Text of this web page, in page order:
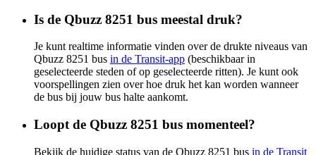
Is de Qbuzz 8251 bus meestal druk?
Je kunt realtime informatie vinden over de drukte niveaus van
Qbuzz 8251 bus in de Transit-app (beschikbaar in
geselecteerde steden of op geselecteerde ritten). Je kunt ook
voorspellingen zien over hoe druk het kan worden wanneer
de bus bij jouw bus halte aankomt.
Loopt de Qbuzz 8251 bus momenteel?
Bekijk de huidige status van de Qbuzz 8251 bus in de Transit